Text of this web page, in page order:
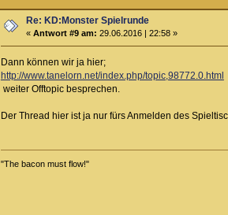
Re: KD:Monster Spielrunde
«Antwort #9 am: 29.06.2016 | 22:58 »
Dann können wir ja hier;
http://www.tanelorn.net/index.php/topic,98772.0.html
weiter Offtopic besprechen.
Der Thread hier ist ja nur fürs Anmelden des
"The bacon must flow!"